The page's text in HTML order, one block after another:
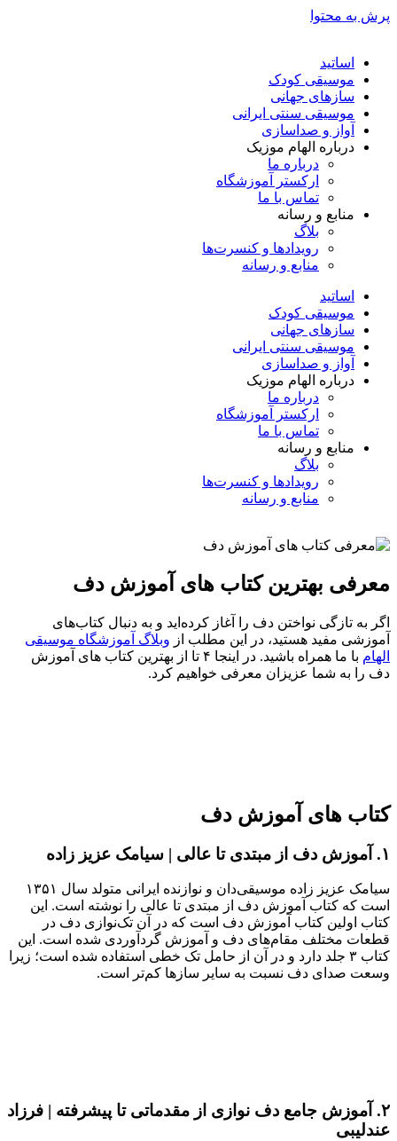
پرش به محتوا
اساتید
موسیقی کودک
سازهای جهانی
موسیقی سنتی ایرانی
آواز و صداسازی
درباره الهام موزیک
درباره ما
ارکستر آموزشگاه
تماس با ما
منابع و رسانه
بلاگ
رویدادها و کنسرت‌ها
منابع و رسانه
اساتید
موسیقی کودک
سازهای جهانی
موسیقی سنتی ایرانی
آواز و صداسازی
درباره الهام موزیک
درباره ما
ارکستر آموزشگاه
تماس با ما
منابع و رسانه
بلاگ
رویدادها و کنسرت‌ها
منابع و رسانه
معرفی بهترین کتاب های آموزش دف
اگر به تازگی نواختن دف را آغاز کرده‌اید و به دنبال کتاب‌های
آموزشی مفید هستید، در این مطلب از وبلاگ آموزشگاه موسیقی
الهام
با ما همراه باشید. در اینجا ۴ تا از بهترین کتاب های آموزش
دف را به شما عزیزان معرفی خواهیم کرد.
کتاب های آموزش دف
۱. آموزش دف از مبتدی تا عالی | سیامک عزیز زاده
سیامک عزیز زاده موسیقی‌دان و نوازنده ایرانی متولد سال ۱۳۵۱
است که کتاب آموزش دف از مبتدی تا عالی را نوشته است. این
کتاب اولین کتاب آموزش دف است که در آن تک‌نوازی دف در
قطعات مختلف مقام‌های دف و آموزش گردآوردی شده است. این
کتاب ۳ جلد دارد و در آن از حامل تک خطی استفاده شده است؛ زیرا
وسعت صدای دف نسبت به سایر سازها کم‌تر است.
۲. آموزش جامع دف نوازی از مقدماتی تا پیشرفته | فرزاد
عندلیبی